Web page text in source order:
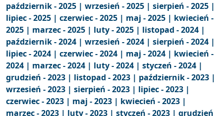
październik - 2025 | wrzesień - 2025 | sierpień - 2025 |
lipiec - 2025 | czerwiec - 2025 | maj - 2025 | kwiecień -
2025 | marzec - 2025 | luty - 2025 | listopad - 2024 |
październik - 2024 | wrzesień - 2024 | sierpień - 2024 |
lipiec - 2024 | czerwiec - 2024 | maj - 2024 | kwiecień -
2024 | marzec - 2024 | luty - 2024 | styczeń - 2024 |
grudzień - 2023 | listopad - 2023 | październik - 2023 |
wrzesień - 2023 | sierpień - 2023 | lipiec - 2023 |
czerwiec - 2023 | maj - 2023 | kwiecień - 2023 |
marzec - 2023 | luty - 2023 | styczeń - 2023 | grudzień